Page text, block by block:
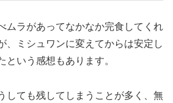
ムラがあってなかなか完食してくれ
、ミシュワンに変えてからは安定し
という感想もあります。
しても残してしまうことが多く、無